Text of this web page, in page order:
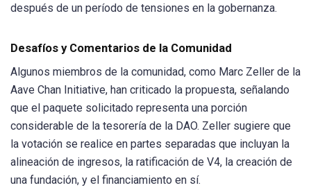
después de un período de tensiones en la gobernanza.
Desafíos y Comentarios de la Comunidad
Algunos miembros de la comunidad, como Marc Zeller de la
Aave Chan Initiative, han criticado la propuesta, señalando
que el paquete solicitado representa una porción
considerable de la tesorería de la DAO. Zeller sugiere que
la votación se realice en partes separadas que incluyan la
alineación de ingresos, la ratificación de V4, la creación de
una fundación, y el financiamiento en sí.